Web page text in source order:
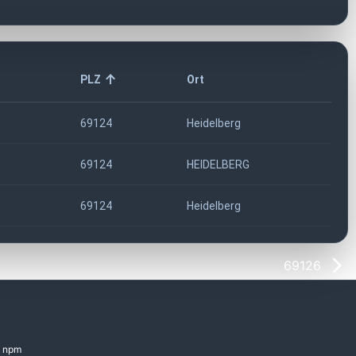
PLZ Ort
69124 Heidelberg
69124 HEIDELBERG
69124 Heidelberg
69126
npm